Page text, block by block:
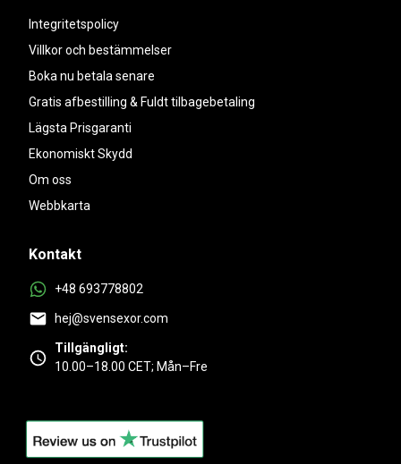
Integritetspolicy
Villkor och bestämmelser
Boka nu betala senare
Gratis afbestilling & Fuldt tilbagebetaling
Lägsta Prisgaranti
Ekonomiskt Skydd
Om oss
Webbkarta
Kontakt
+48 693778802
hej@svensexor.com
Tillgängligt:
10.00–18.00 CET; Mån–Fre